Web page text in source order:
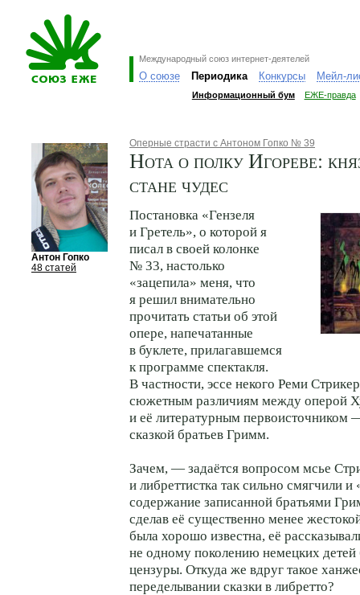
Международный союз интернет-деятелей
О союзе Периодика Конкурсы Мейл-
Информационный бум ЕЖЕ-правда
Антон Гопко
48 статей
Оперные страсти с Антоном Гопко № 39
Нота о полку Игореве:
стане чудес
Постановка «Гензеля
и Гретель», о которой я
писал в своей колонке
№ 33, настолько
«зацепила» меня, что
я решил внимательно
прочитать статьи об этой
опере, напечатанные
в буклете, прилагавшемся
к программе спектакля.
В частности, эссе некого Реми
сюжетным различиям между оперой
и её литературным первоисточником
сказкой братьев Гримм.
Зачем, — задаётся вопросом мсье
и либреттистка так сильно смягчили и
содержание записанной братьями
сделав её существенно менее
была хорошо известна, её
не одному поколению немецких детей
цензуры. Откуда же вдруг такое
переделывании сказки в либретто?